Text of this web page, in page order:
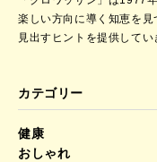
楽しい方向に導く知恵を
見出すヒントを提供してい
カテゴリー
健康
おしゃれ